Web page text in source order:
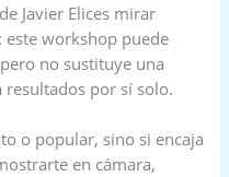
Javier Elices mirar
workshop puede
no sustituye una
resultados por sí solo.
o popular, sino si encaja
en cámara,